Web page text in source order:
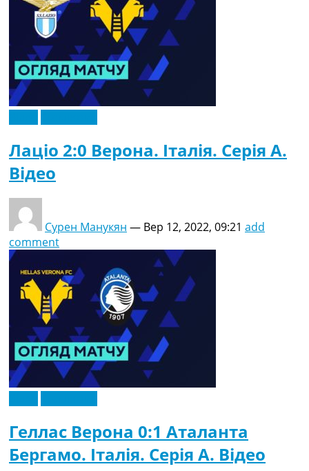
Лаціо 2:0 Верона. Італія. Серія A.
Відео
Сурен Манукян — Вер 12, 2022, 09:21 add
comment
Геллас Верона 0:1 Аталанта
Бергамо. Італія. Серія A. Відео